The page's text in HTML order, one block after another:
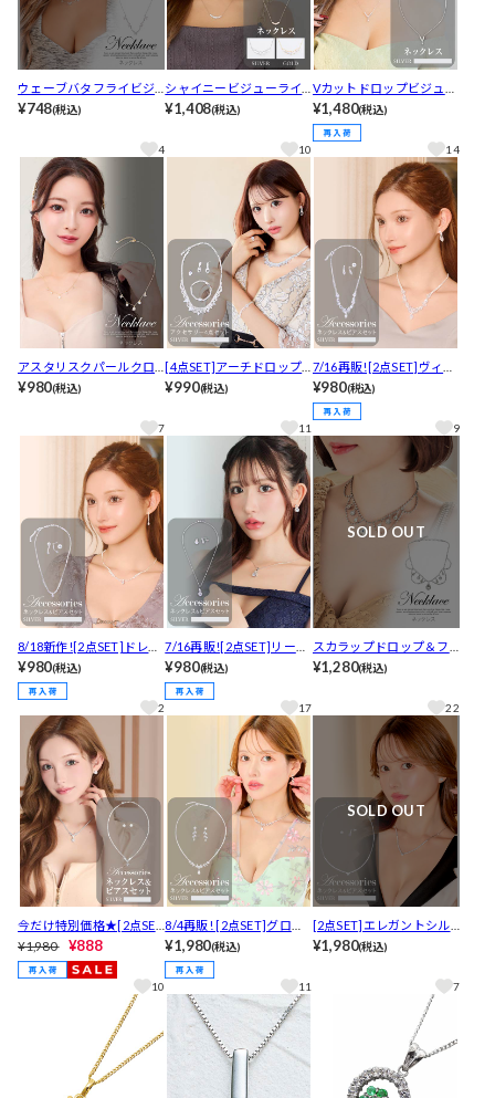
ウェーブバタフライビジ
ューネックレス
¥748(税込)
4
シャイニービジューライ
ンネックレス
¥1,408(税込)
10
Vカットドロップビジュー
ネックレス
¥1,480(税込)
14
アスタリスクパールクロ
スネックレス
¥980(税込)
7
[4点SET]アーチドロップ
ラインビジューネックレ
¥990(税込)
11
7/16再販![2点SET]ヴィー
ナスリーフビジューネッ
クレス＆ピアスセット
¥980(税込)
9
8/18新作![2点SET]ドレッ
シーラインストーンネッ
クレス＆ピアスセット
¥980(税込)
2
7/16再販![2点SET]リーフ
ドロップビジューネック
レス＆ピアスセット
¥980(税込)
17
SOLD OUT
スカラップドロップ＆フ
ラワービジューネックレ
¥1,280(税込)
22
今だけ特別価格★[2点SE
T]スクエアカットビジュ
ーネックレス＆ピアスセ
ット[店内アクセ]
¥1,980 ¥888
10
8/4再販! [2点SET]グロリ
アスリーフビジューネッ
クレス＆ピアスセット
¥1,980(税込)
11
SOLD OUT
[2点SET]エレガントシル
バーストーンラインネッ
¥1,980(税込)
7